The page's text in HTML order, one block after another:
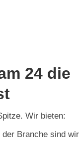
24 die
Wir bieten:
Branche sind wir